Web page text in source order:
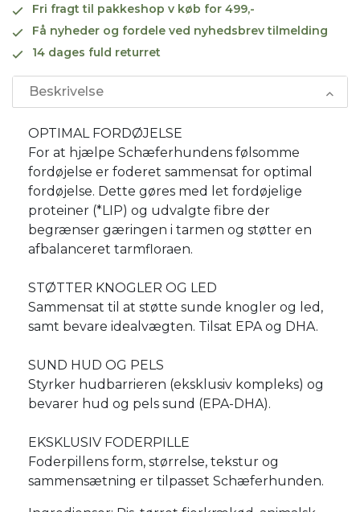
Fri fragt til pakkeshop v køb for 499,-
Få nyheder og fordele ved nyhedsbrev tilmelding
14 dages fuld returret
Beskrivelse
OPTIMAL FORDØJELSE
For at hjælpe Schæferhundens følsomme
fordøjelse er foderet sammensat for optimal
fordøjelse. Dette gøres med let fordøjelige
proteiner (*LIP) og udvalgte fibre der
begrænser gæringen i tarmen og støtter en
afbalanceret tarmfloraen.
STØTTER KNOGLER OG LED
Sammensat til at støtte sunde knogler og led,
samt bevare idealvægten. Tilsat EPA og DHA.
SUND HUD OG PELS
Styrker hudbarrieren (eksklusiv kompleks) og
bevarer hud og pels sund (EPA-DHA).
EKSKLUSIV FODERPILLE
Foderpillens form, størrelse, tekstur og
sammensætning er tilpasset Schæferhunden.